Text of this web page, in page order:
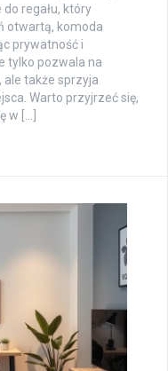
regału, który
otwartą, komoda
prywatność i
tylko pozwala na
także sprzyja
Warto przyjrzeć się,
w […]